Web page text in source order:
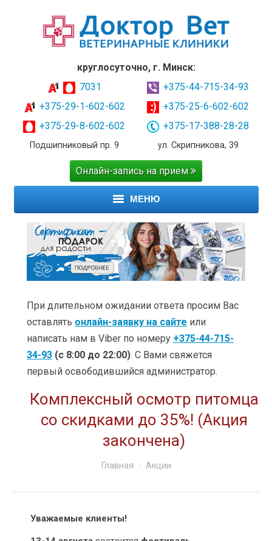
круглосуточно, г. Минск:
7031
+375-29-1-602-602
+375-29-8-602-602
Подшипниковый пр. 9
+375-44-715-34-93
+375-25-6-602-602
+375-17-388-28-28
ул. Скрипникова, 39
Онлайн-запись на прием
МЕНЮ
ГЛАВНАЯ
УСЛУГИ
ЦЕНЫ
ОБУЧЕНИЕ
О КОМПАНИИ
КОНТАКТЫ
При длительном ожидании ответа просим Вас
оставлять онлайн-заявку на сайте или
написать нам в Viber по номеру +375-44-715-
34-93 (с 8:00 до 22:00). С Вами свяжется
первый освободившийся администратор.
Комплексный осмотр питомца
со скидками до 35%! (Акция
закончена)
Главная Акции
Уважаемые клиенты!